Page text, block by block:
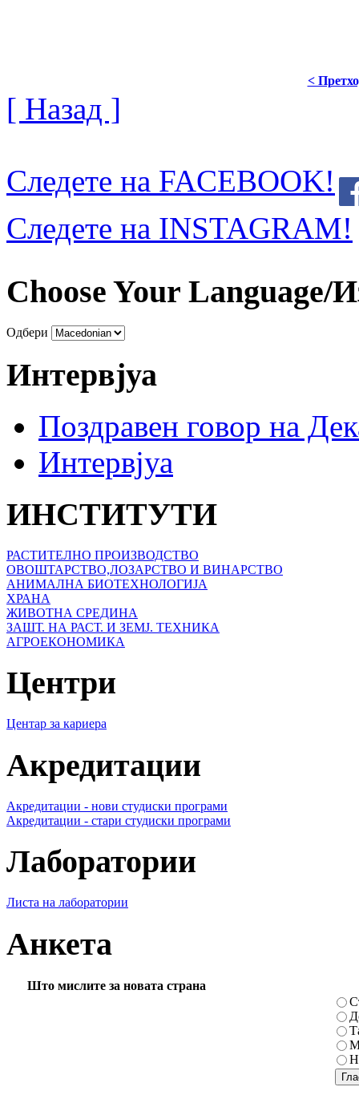
<
[ Назад ]
Следете на FACEBOOK!
Следете на INSTAGRAM!
Choose Your Language/
Одбери
Интервјуа
Поздравен говор на
Интервјуа
ИНСТИТУТИ
РАСТИТЕЛНО ПРОИЗВОДСТВО
ОВОШТАРСТВО,ЛОЗАРСТВО И ВИНАРСТВО
АНИМАЛНА БИОТЕХНОЛОГИЈА
ХРАНА
ЖИВОТНА СРЕДИНА
ЗАШТ. НА РАСТ. И ЗЕМЈ. ТЕХНИКА
АГРОЕКОНОМИКА
Центри
Центар за кариера
Акредитации
Акредитации - нови студиски програми
Акредитации - стари студиски програми
Лаборатории
Листа на лаборатории
Анкета
Што мислите за новата страна